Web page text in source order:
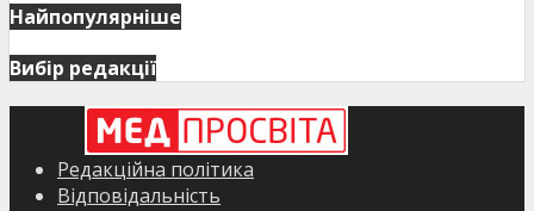
Найпопулярніше
Вибір редакції
Редакційна політика
Відповідальність